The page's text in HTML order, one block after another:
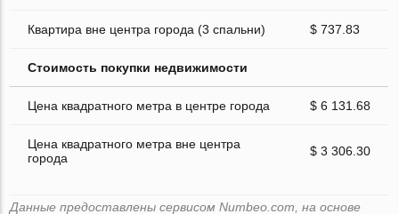
Квартира вне центра города (3 спальни) $ 737.83
Стоимость покупки недвижимости
Цена квадратного метра в центре города $ 6 131.68
Цена квадратного метра вне центра
города
$ 3 306.30
Данные предоставлены сервисом Numbeo.com, на основе